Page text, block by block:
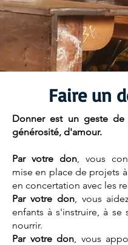
Faire un
Donner est un geste de
générosité, d'amour.
Par votre don, vous
mise en place de projets
en concertation avec les
Par votre don, vous
enfants à s'instruire, à se
nourrir.
Par votre don, vous